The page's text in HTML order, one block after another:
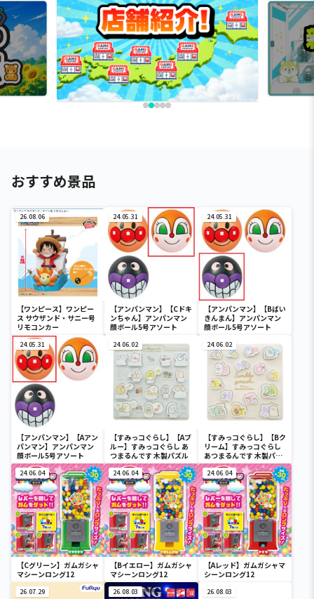
おすすめ景品
26.08.06
【ワンピース】ワンピー
ス サウザンド・サニー号
リモコンカー
24.05.31
【アンパンマン】【Cドキ
ンちゃん】アンパンマン
顔ボール5号アソート
24.05.31
【アンパンマン】【Bばい
きんまん】アンパンマン
顔ボール5号アソート
24.05.31
【アンパンマン】【Aアン
パンマン】アンパンマン
顔ボール5号アソート
24.06.02
【すみっコぐらし】【Aブ
ルー】すみっコぐらし あ
つまるんです 木製パズル
24.06.02
【すみっコぐらし】【Bク
リーム】すみっコぐらし
あつまるんです 木製パズ
ル
24.06.04
【Cグリーン】ガムガシャ
マシーンロング12
24.06.04
【Bイエロー】ガムガシャ
マシーンロング12
24.06.04
【Aレッド】ガムガシャマ
シーンロング12
26.07.29 26.08.03 26.08.03